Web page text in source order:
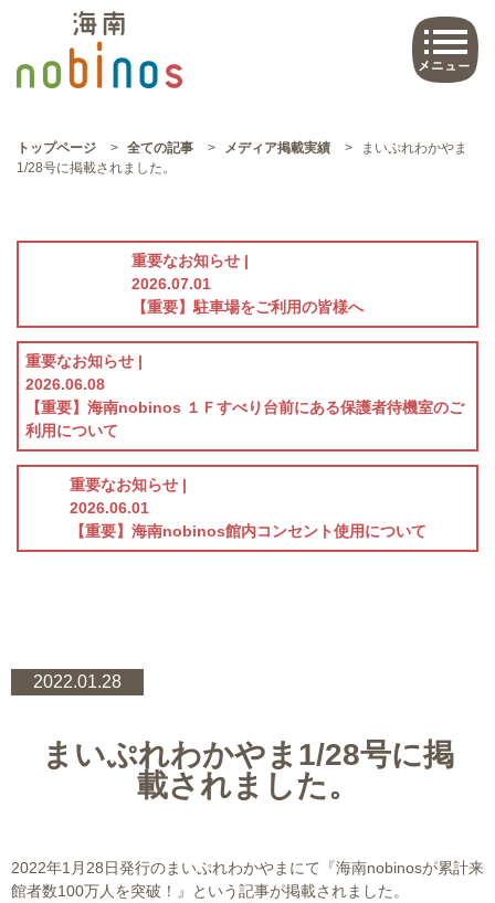
トップページ > 全ての記事 > メディア掲載実績 >
まいぷれわかやま
1/28号に掲載されました。
重要なお知らせ |
2026.07.01
【重要】駐車場をご利用の皆様へ
重要なお知らせ |
2026.06.08
【重要】海南nobinos １Ｆすべり台前にある保護者待機室のご
利用について
重要なお知らせ |
2026.06.01
【重要】海南nobinos館内コンセント使用について
2022.01.28
まいぷれわかやま1/28号に掲
載されました。
2022年1月28日発行のまいぷれわかやまにて『海南nobinosが累計来
館者数100万人を突破！』という記事が掲載されました。